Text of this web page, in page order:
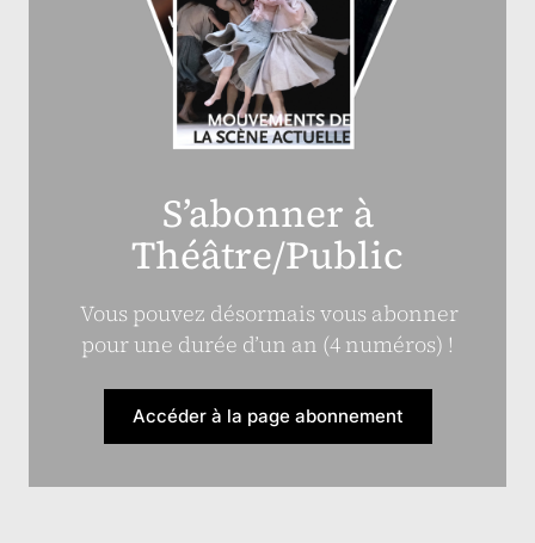
S’abonner à
Théâtre/Public
Vous pouvez désormais vous abonner
pour une durée d’un an (4 numéros) !
Accéder à la page abonnement